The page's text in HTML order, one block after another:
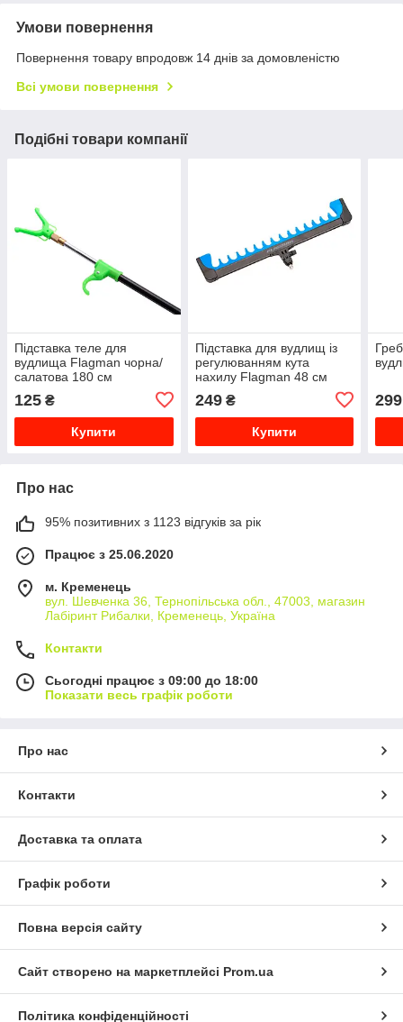
Умови повернення
Повернення товару впродовж 14 днів за домовленістю
Всі умови повернення
Подібні товари компанії
Підставка теле для
вудлища Flagman чорна/
салатова 180 см
125 ₴
Купити
Підставка для вудлищ із
регулюванням кута
нахилу Flagman 48 см
249₴
Купити
299
Про нас
95% позитивних з 1123 відгуків за рік
Працює з 25.06.2020
м. Кременець
вул. Шевченка 36, Тернопільська обл., 47003, магазин
Лабіринт Рибалки, Кременець, Україна
Контакти
Сьогодні працює з 09:00 до 18:00
Показати весь графік роботи
Про нас
Контакти
Доставка та оплата
Графік роботи
Повна версія сайту
Сайт створено на маркетплейсі Prom.ua
Політика конфіденційності